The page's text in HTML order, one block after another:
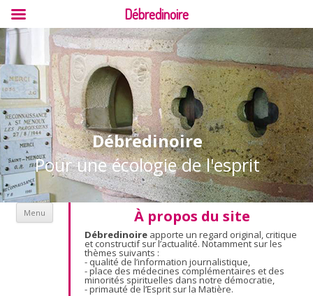
Débredinoire
Pour une écologie de l'esprit
À propos du site
Débredinoire apporte un regard original, critique
et constructif sur l’actualité. Notamment sur les
thèmes suivants :
- qualité de l’information journalistique,
- place des médecines complémentaires et des
minorités spirituelles dans notre démocratie,
- primauté de l’Esprit sur la Matière.
Menu Aller au contenu
Débredinoire